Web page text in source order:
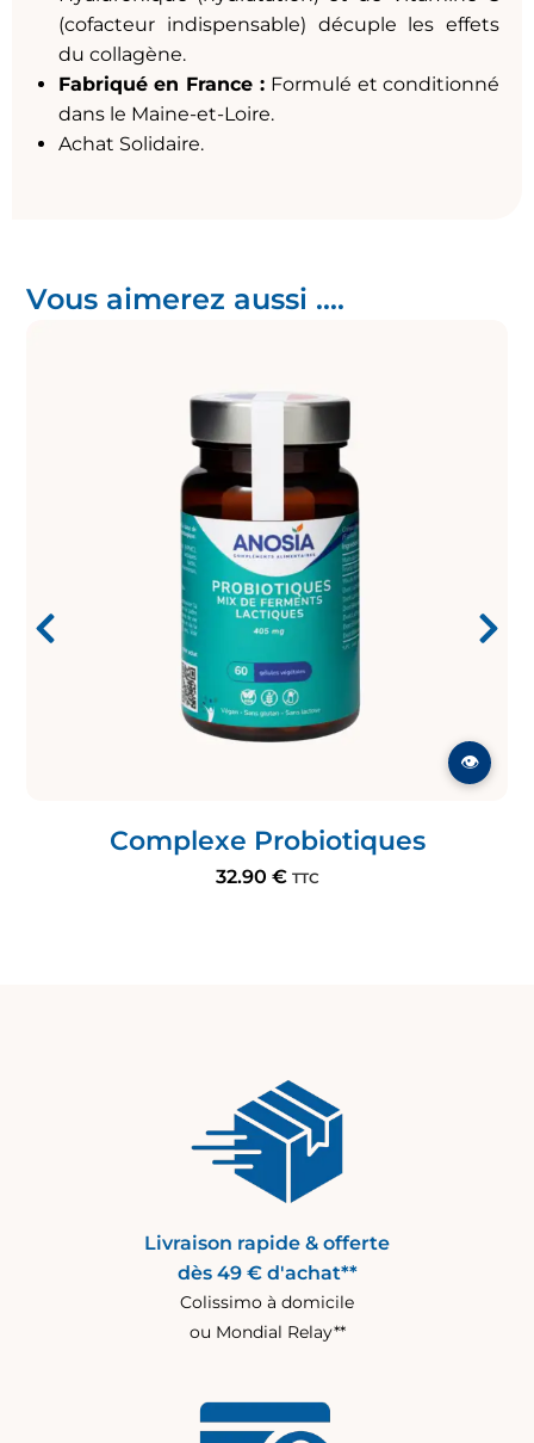
(cofacteur indispensable) décuple les effets
du collagène.
Fabriqué en France : Formulé et conditionné
dans le Maine-et-Loire.
Achat Solidaire.
Vous aimerez aussi ....
Complexe Probiotiques
32.90 € TTC
Livraison rapide & offerte
dès 49 € d'achat**
Colissimo à domicile
ou Mondial Relay**